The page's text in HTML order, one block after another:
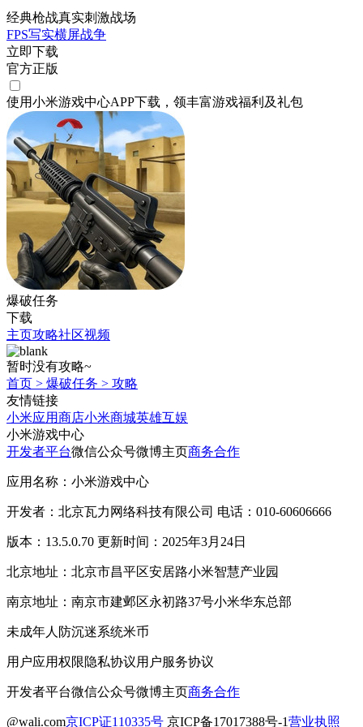
经典枪战真实刺激战场
FPS写实横屏战争
立即下载
官方正版
使用小米游戏中心APP下载 ，领丰富游戏福利 及礼包
爆破任务
下载
主页攻略社区视频
暂时没有攻略~
首页 > 爆破任务 > 攻略
友情链接
小米应用商店小米商城英雄互娱
小米游戏中心
开发者平台微信公众号微博主页商务合作
应用名称：小米游戏中心
开发者：北京瓦力网络科技有限公司 电话：010-60606666
版本：13.5.0.70 更新时间：2025年3月24日
北京地址：北京市昌平区安居路小米智慧产业园
南京地址：南京市建邺区永初路37号小米华东总部
未成年人防沉迷系统米币
用户应用权限隐私协议用户服务协议
开发者平台微信公众号微博主页商务合作
@wali.com京ICP证110335号 京ICP备17017388号-1营业执照